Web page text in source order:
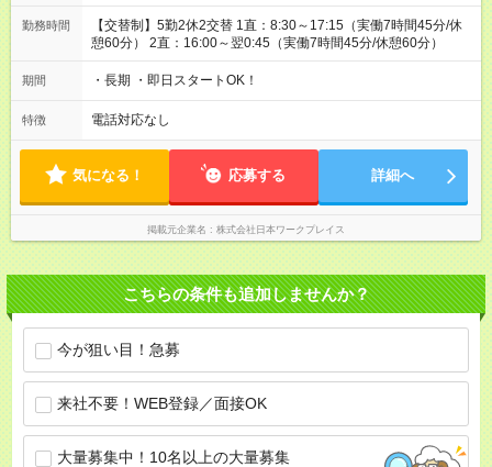
勤務時間
【交替制】5勤2休2交替 1直：8:30～17:15（実働7時間45分/休
憩60分） 2直：16:00～翌0:45（実働7時間45分/休憩60分）
期間 ・長期 ・即日スタートOK！
特徴 電話対応なし
気になる！ 応募する 詳細へ
掲載元企業名 株式会社日本ワークプレイス
こちらの条件も追加しませんか？
今が狙い目！急募
来社不要！WEB登録／面接OK
大量募集中！10名以上の大量募集